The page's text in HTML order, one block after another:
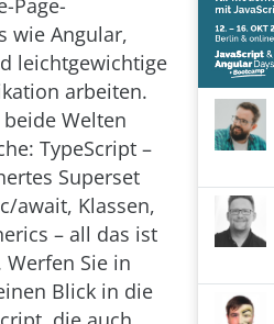
wie Angular,
leichtgewichtige
arbeiten.
Welten
TypeScript –
Superset
await, Klassen,
– all das ist
Sie in
Blick in die